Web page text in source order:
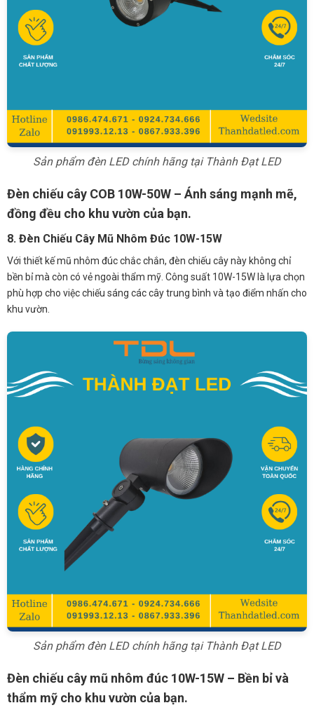
Sản phẩm đèn LED chính hãng tại Thành Đạt LED
Đèn chiếu cây COB 10W-50W – Ánh sáng mạnh mẽ,
đồng đều cho khu vườn của bạn.
8. Đèn Chiếu Cây Mũ Nhôm Đúc 10W-15W
Với thiết kế mũ nhôm đúc chắc chắn, đèn chiếu cây này không chỉ
bền bỉ mà còn có vẻ ngoài thẩm mỹ. Công suất 10W-15W là lựa chọn
phù hợp cho việc chiếu sáng các cây trung bình và tạo điểm nhấn cho
khu vườn.
Sản phẩm đèn LED chính hãng tại Thành Đạt LED
Đèn chiếu cây mũ nhôm đúc 10W-15W – Bền bỉ và
thẩm mỹ cho khu vườn của bạn.